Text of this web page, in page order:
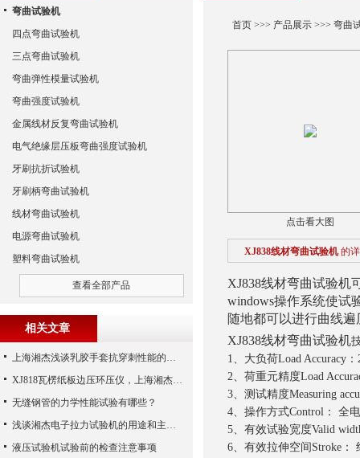
首页>>> 产品展示>>> 弯曲
点击看大图
XJ838线材弯曲试验机 的
XJ838线材弯曲试验机
windows操作系统使试
随地都可以进行曲线
XJ838线材弯曲试验机
1、大负荷Load Accuracy
2、荷重元精度Load
3、测试精度Measuring
4、操作方式Control： 全
5、有效试验宽度Valid
6、有效拉伸空间Stroke：
弯曲试验机
四点弯曲试验机
三点弯曲试验机
弯曲弹性模量试验机
弯曲强度试验机
金属线材反复弯曲试验机
电气绝缘层压板弯曲强度试验机
牙刷抗折试验机
牙刷柄弯曲试验机
线材弯曲试验机
电源弯曲试验机
塑料弯曲试验机
查看全部产品
相关文章
上海湘杰浅谈乳胶手套抗穿刺性能的测试方法
XJ818瓦楞纸板边压环压仪，上海湘杰瓦楞纸板边压环压仪
无缝钢管的力学性能试验有哪些？
浅谈湘杰电子拉力试验机的用途和主要功能特点
液压试验机试验前的检查注意事项